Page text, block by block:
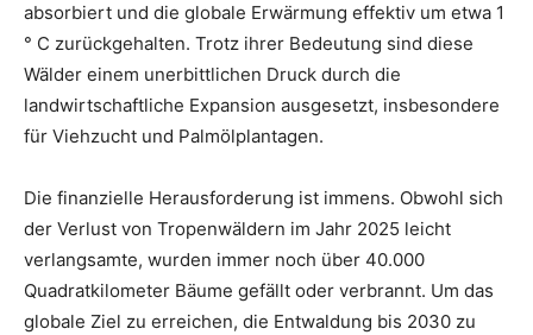
absorbiert und die globale Erwärmung effektiv um etwa 1
° C zurückgehalten. Trotz ihrer Bedeutung sind diese
Wälder einem unerbittlichen Druck durch die
landwirtschaftliche Expansion ausgesetzt, insbesondere
für Viehzucht und Palmölplantagen.
Die finanzielle Herausforderung ist immens. Obwohl sich
der Verlust von Tropenwäldern im Jahr 2025 leicht
verlangsamte, wurden immer noch über 40.000
Quadratkilometer Bäume gefällt oder verbrannt. Um das
globale Ziel zu erreichen, die Entwaldung bis 2030 zu